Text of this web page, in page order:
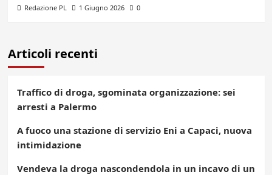
Redazione PL 1 Giugno 2026 0
Articoli recenti
Traffico di droga, sgominata organizzazione: sei
arresti a Palermo
A fuoco una stazione di servizio Eni a Capaci, nuova
intimidazione
Vendeva la droga nascondendola in un incavo di un